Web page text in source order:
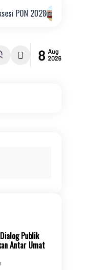
JNBA 2026, KPK Perkuat
8 Aug
2026
Publik
Antar Umat